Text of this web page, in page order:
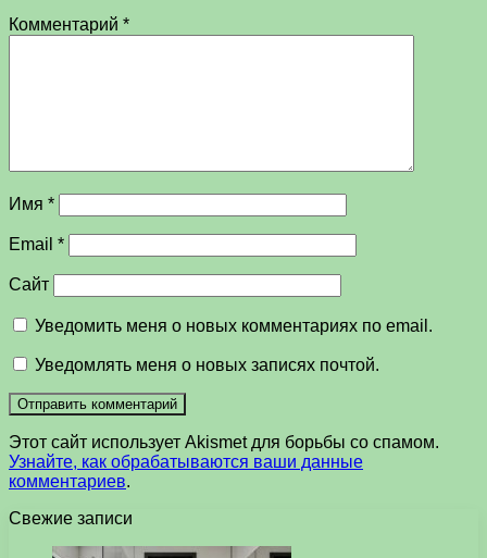
Комментарий *
Имя *
Email *
Сайт
Уведомить меня о новых комментариях по email.
Уведомлять меня о новых записях почтой.
Этот сайт использует Akismet для борьбы со спамом.
Узнайте, как обрабатываются ваши данные
комментариев.
Свежие записи